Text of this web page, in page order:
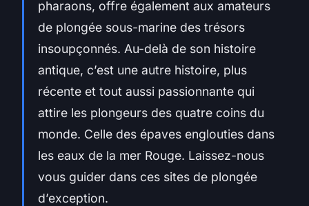
pharaons, offre également aux amateurs
de plongée sous-marine des trésors
insoupçonnés. Au-delà de son histoire
antique, c’est une autre histoire, plus
récente et tout aussi passionnante qui
attire les plongeurs des quatre coins du
monde. Celle des épaves englouties dans
les eaux de la mer Rouge. Laissez-nous
vous guider dans ces sites de plongée
d’exception.